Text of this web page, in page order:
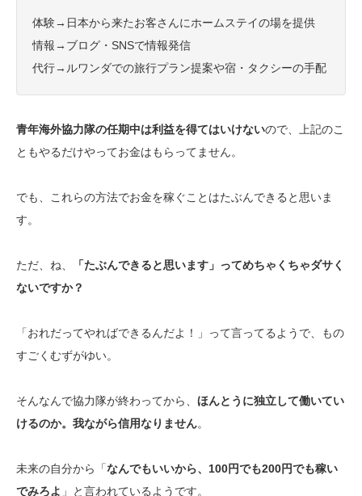
体験→日本から来たお客さんにホームステイの場を提供
情報→ブログ・SNSで情報発信
代行→ルワンダでの旅行プラン提案や宿・タクシーの手配
青年海外協力隊の任期中は利益を得てはいけないので、上記のこ
ともやるだけやってお金はもらってません。
でも、これらの方法でお金を稼ぐことはたぶんできると思いま
す。
ただ、ね、
「たぶんできると思います」ってめちゃくちゃダサく
ないですか？
「おれだってやればできるんだよ！」って言ってるようで、もの
すごくむずがゆい。
そんなんで協力隊が終わってから、 ほんとうに独立して働いてい
けるのか。我ながら信用なりません。
未来の自分から「なんでもいいから、100円でも200円でも稼い
でみろよ 」と言われているようです。